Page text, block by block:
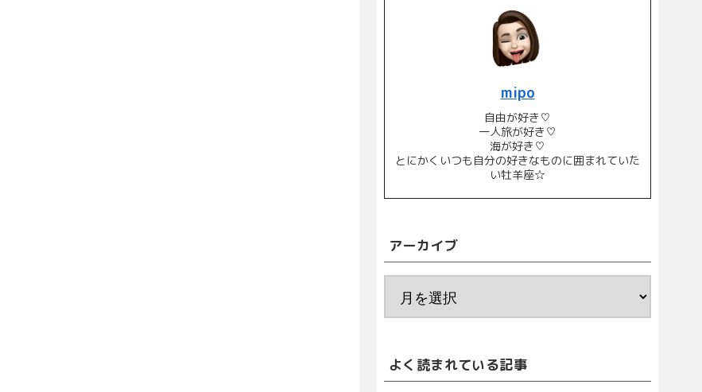
mipo
自由が好き♡
一人旅が好き♡
海が好き♡
とにかくいつも自分の好きなものに囲まれていた
い牡羊座☆
アーカイブ
よく読まれている記事